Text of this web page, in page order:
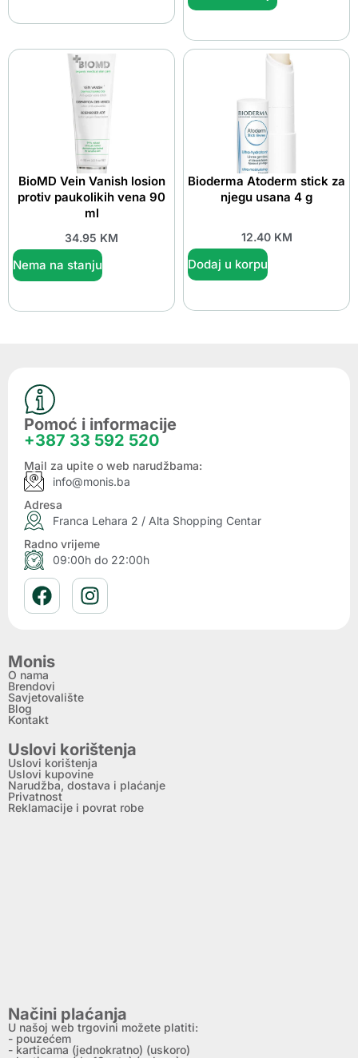
BioMD Vein Vanish losion
protiv paukolikih vena 90
ml
34.95 KM
Nema na stanju
Bioderma Atoderm stick za
njegu usana 4 g
12.40 KM
Dodaj u korpu
Pomoć i informacije
+387 33 592 520
Mail za upite o web narudžbama:
info@monis.ba
Adresa
Franca Lehara 2 / Alta Shopping Centar
Radno vrijeme
09:00h do 22:00h
Monis
O nama
Brendovi
Savjetovalište
Blog
Kontakt
Uslovi korištenja
Uslovi korištenja
Uslovi kupovine
Narudžba, dostava i plaćanje
Privatnost
Reklamacije i povrat robe
Načini plaćanja
U našoj web trgovini možete platiti:
- pouzećem
- karticama (jednokratno) (uskoro)